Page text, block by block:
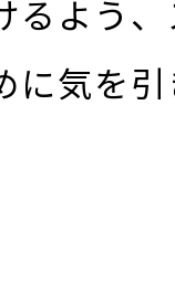
るよう
に気を